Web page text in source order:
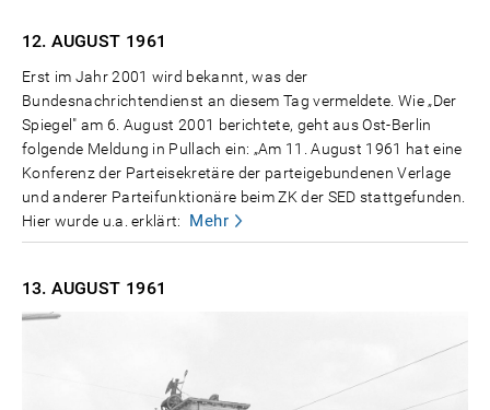
12. AUGUST 1961
Erst im Jahr 2001 wird bekannt, was der
Bundesnachrichtendienst an diesem Tag vermeldete. Wie „Der
Spiegel" am 6. August 2001 berichtete, geht aus Ost-Berlin
folgende Meldung in Pullach ein: „Am 11. August 1961 hat eine
Konferenz der Parteisekretäre der parteigebundenen Verlage
und anderer Parteifunktionäre beim ZK der SED stattgefunden.
Hier wurde u.a. erklärt:
Mehr
13. AUGUST 1961